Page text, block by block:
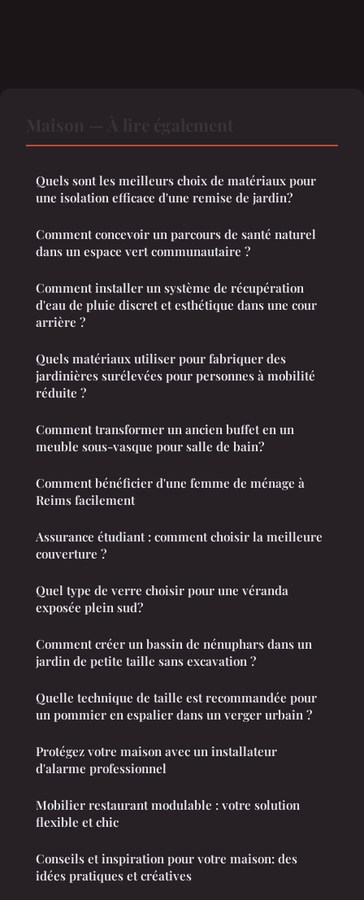
Quels sont les meilleurs choix de matériaux pour
une isolation efficace d'une remise de jardin?
Comment concevoir un parcours de santé naturel
dans un espace vert communautaire ?
Comment installer un système de récupération
d'eau de pluie discret et esthétique dans une cour
arrière ?
Quels matériaux utiliser pour fabriquer des
jardinières surélevées pour personnes à mobilité
réduite ?
Comment transformer un ancien buffet en un
meuble sous-vasque pour salle de bain?
Comment bénéficier d'une femme de ménage à
Reims facilement
Assurance étudiant : comment choisir la meilleure
couverture ?
Quel type de verre choisir pour une véranda
exposée plein sud?
Comment créer un bassin de nénuphars dans un
jardin de petite taille sans excavation ?
Quelle technique de taille est recommandée pour
un pommier en espalier dans un verger urbain ?
Protégez votre maison avec un installateur
d'alarme professionnel
Mobilier restaurant modulable : votre solution
flexible et chic
Conseils et inspiration pour votre maison: des
idées pratiques et créatives